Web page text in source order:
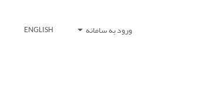
ورود به سامانه ENGLISH